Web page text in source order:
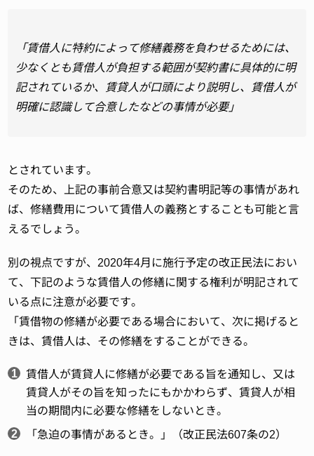
「賃借人に特約によって修繕義務を負わせるためには、
少なくとも賃借人が負担する範囲が契約書に具体的に明
記されているか、賃貸人が口頭により説明し、賃借人が
明確に認識して合意したなどの事情が必要」
とされています。
そのため、上記の事前合意又は契約書明記等の事情があれ
ば、修繕費用について賃借人の義務とすることも可能と言
えるでしょう。
別の視点ですが、2020年4月に施行予定の改正民法におい
て、下記のような賃借人の修繕に関する権利が明記されて
いる点に注意が必要です。
「賃借物の修繕が必要である場合において、次に掲げると
きは、賃借人は、その修繕をすることができる。
賃借人が賃貸人に修繕が必要である旨を通知し、又は
賃貸人がその旨を知ったにもかかわらず、賃貸人が相
当の期間内に必要な修繕をしないとき。
「急迫の事情があるとき。」（改正民法607条の2）